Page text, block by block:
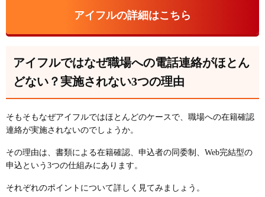
アイフルの詳細はこちら
アイフルではなぜ職場への電話連絡がほとん
どない？実施されない3つの理由
そもそもなぜアイフルではほとんどのケースで、職場への在籍確認
連絡が実施されないのでしょうか。
その理由は、書類による在籍確認、申込者の同委制、Web完結型の
申込という3つの仕組みにあります。
それぞれのポイントについて詳しく見てみましょう。